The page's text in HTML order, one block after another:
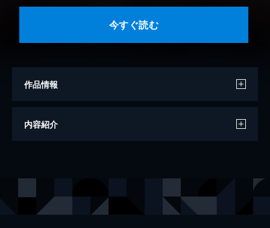
今すぐ読む
作品情報
著者
内容紹介